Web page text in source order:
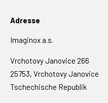
Adresse
Imaginox a.s.
Vrchotovy Janovice 266
25753, Vrchotovy Janovice
Tschechische Republik